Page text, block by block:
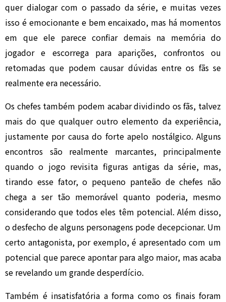
quer dialogar com o passado da série, e muitas vezes
isso é emocionante e bem encaixado, mas há momentos
em que ele parece confiar demais na memória do
jogador e escorrega para aparições, confrontos ou
retomadas que podem causar dúvidas entre os fãs se
realmente era necessário.
Os chefes também podem acabar dividindo os fãs, talvez
mais do que qualquer outro elemento da experiência,
justamente por causa do forte apelo nostálgico. Alguns
encontros são realmente marcantes, principalmente
quando o jogo revisita figuras antigas da série, mas,
tirando esse fator, o pequeno panteão de chefes não
chega a ser tão memorável quanto poderia, mesmo
considerando que todos eles têm potencial. Além disso,
o desfecho de alguns personagens pode decepcionar. Um
certo antagonista, por exemplo, é apresentado com um
potencial que parece apontar para algo maior, mas acaba
se revelando um grande desperdício.
Também é insatisfatória a forma como os finais foram